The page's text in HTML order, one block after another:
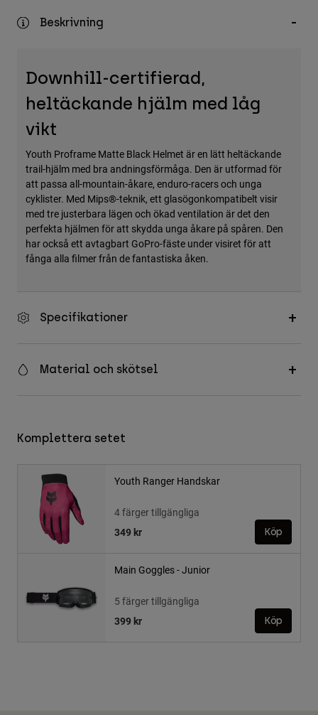
Hats & Caps
Visa alla
Beskrivning
Downhill-certifierad,
heltäckande hjälm med låg
vikt
Youth Proframe Matte Black Helmet är en lätt heltäckande
trail-hjälm med bra andningsförmåga. Den är utformad för
att passa all-mountain-åkare, enduro-racers och unga
cyklister. Med Mips®-teknik, ett glasögonkompatibelt visir
med tre justerbara lägen och ökad ventilation är det den
perfekta hjälmen för att skydda unga åkare på spåren. Den
har också ett avtagbart GoPro-fäste under visiret för att
fånga alla filmer från de fantastiska åken.
Specifikationer
Material och skötsel
Komplettera setet
Youth Ranger Handskar
4 färger tillgängliga
349 kr
Köp
Main Goggles - Junior
5 färger tillgängliga
399 kr
Köp